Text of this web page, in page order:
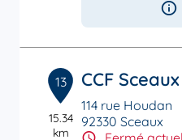
13
15.34
km
CCF Sceaux
114 rue Houdan
92330 Sceaux